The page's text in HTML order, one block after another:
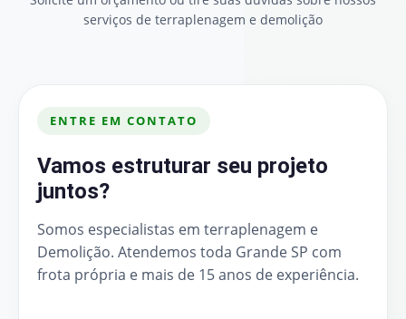
serviços de terraplenagem e demolição
ENTRE EM CONTATO
Vamos estruturar seu projeto
juntos?
Somos especialistas em terraplenagem e
Demolição. Atendemos toda Grande SP com
frota própria e mais de 15 anos de experiência.